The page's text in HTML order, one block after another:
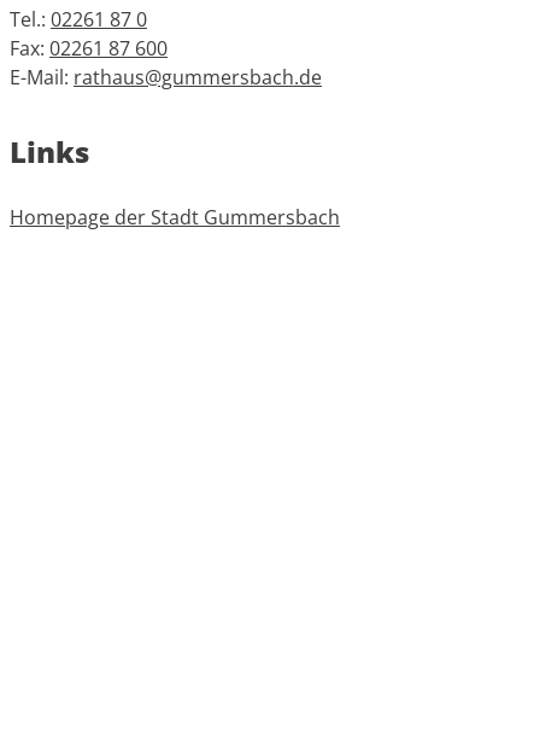
Tel.: 02261 87 0
Fax: 02261 87 600
E-Mail: rathaus@gummersbach.de
Links
Homepage der Stadt Gummersbach